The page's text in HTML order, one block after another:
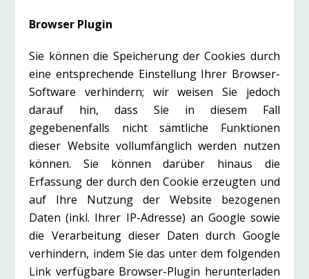
Browser Plugin
Sie können die Speicherung der Cookies durch
eine entsprechende Einstellung Ihrer Browser-
Software verhindern; wir weisen Sie jedoch
darauf hin, dass Sie in diesem Fall
gegebenenfalls nicht sämtliche Funktionen
dieser Website vollumfänglich werden nutzen
können. Sie können darüber hinaus die
Erfassung der durch den Cookie erzeugten und
auf Ihre Nutzung der Website bezogenen
Daten (inkl. Ihrer IP-Adresse) an Google sowie
die Verarbeitung dieser Daten durch Google
verhindern, indem Sie das unter dem folgenden
Link verfügbare Browser-Plugin herunterladen